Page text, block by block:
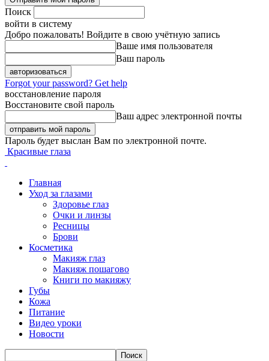
Поиск
войти в систему
Добро пожаловать! Войдите в свою учётную запись
Ваше имя пользователя
Ваш пароль
Forgot your password? Get help
восстановление пароля
Восстановите свой пароль
Ваш адрес электронной почты
Пароль будет выслан Вам по электронной почте.
Красивые глаза
Главная
Уход за глазами
Здоровье глаз
Очки и линзы
Ресницы
Брови
Косметика
Макияж глаз
Макияж пошагово
Книги по макияжу
Губы
Кожа
Питание
Видео уроки
Новости